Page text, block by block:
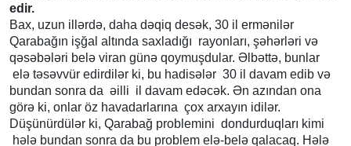
edir.
Bax, uzun illərdə, daha dəqiq desək, 30 il ermənilər
Qarabağın işğal altında saxladığı rayonları, şəhərləri və
qəsəbələri belə viran günə qoymuşdular. Əlbəttə, bunlar
elə təsəvvür edirdilər ki, bu hadisələr 30 il davam edib və
bundan sonra da əilli il davam edəcək. Ən azından ona
görə ki, onlar öz havadarlarına çox arxayın idilər.
Düşünürdülər ki, Qarabağ problemini dondurduqları kimi
hələ bundan sonra da bu problem elə-belə qalacaq. Hələ